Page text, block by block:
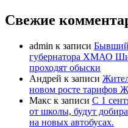
Свежие
admin к записи Бывший
губернатора ХМАО
проходят обыски
Андрей к записи
новом росте тарифов
Макс к записи С 1
от школы, будут
на новых автобусах.